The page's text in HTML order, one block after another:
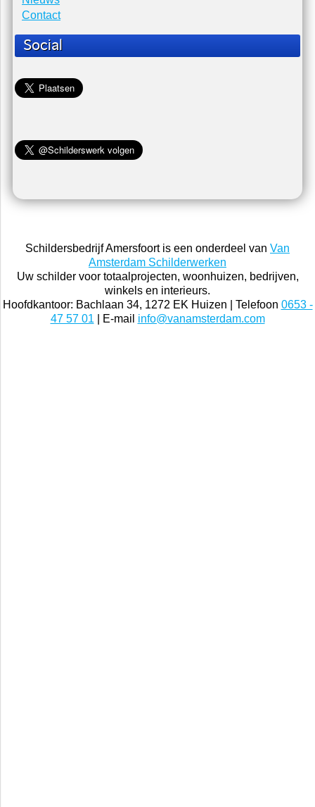
Contact
Social
Schildersbedrijf Amersfoort is een onderdeel van Van
Amsterdam Schilderwerken
Uw schilder voor totaalprojecten, woonhuizen, bedrijven,
winkels en interieurs.
Hoofdkantoor: Bachlaan 34, 1272 EK Huizen | Telefoon 0653 -
47 57 01 | E-mail info@vanamsterdam.com